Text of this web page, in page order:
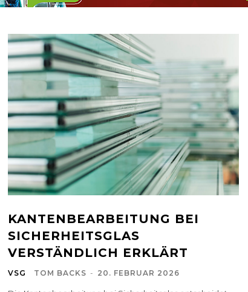
KANTENBEARBEITUNG BEI
SICHERHEITSGLAS
VERSTÄNDLICH ERKLÄRT
VSG TOM BACKS - 20. FEBRUAR 2026